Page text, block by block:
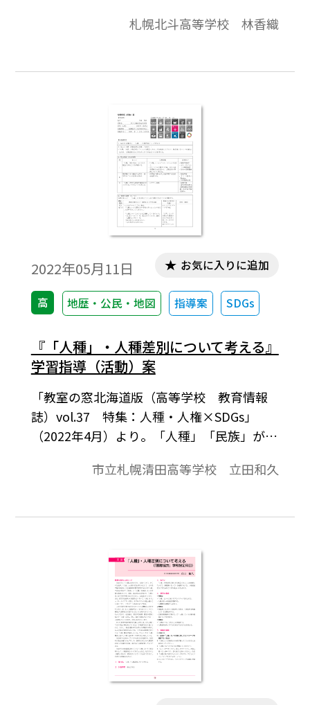
リカにおける黒人差別の歴史的経緯を学ん
概念であることを理解する」ことをねらい
ぞれの職業を推測することにより、自身の
ステレオタイプ的な見方に気付きます。そし
て、「奴隷貿易の開始」「KKKの活動」
「公民権運動」といったカードに書かれた
情報をもとに、グループごとにクイズをつ
くります。他のグループがそれらに対する正
解を考え、クラス全体で共有しながら人種
差別に対する理解を深めていきます。また、
紙ボールを自席から箱に投げ入れるゲーム
を通じて、特権をもつ人は特権をもたない
人に関心を向けにくいことを実感します。
札幌北斗高等学校 林香織
2022年05月11日
高 地歴・公民・地図 指導案 SDGs
お気に入りに追加
『「人種」・人種差別について考える』
学習指導（活動）案
「教室の窓北海道版（高等学校 教育情報
誌）vol.37 特集：人種・人権×SDGs」
（2022年4月）より。「人種」「民族」が社
たうえで、無意識にもっている偏見に気付
いかを考える。
市立札幌清田高等学校 立田和久